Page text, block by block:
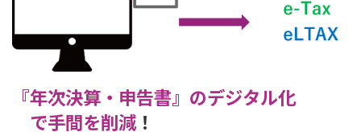
『年次決算・申告書』のデジタル化
で手間を削減 ！